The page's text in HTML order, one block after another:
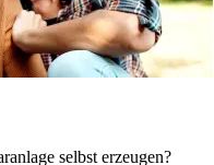
selbst erzeugen?